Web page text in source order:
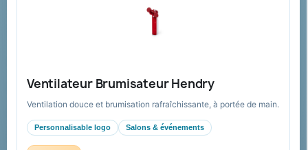
Ventilateur Brumisateur Hendry
Ventilation douce et brumisation rafraîchissante, à portée de main.
Personnalisable logo Salons & événements
Nouveautés
Catalogue goodies
À propos
Nos expertises &
accompagnement global